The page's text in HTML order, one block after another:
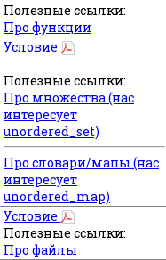
Полезные ссылки:
Про функции
Условие
Полезные ссылки:
Про множества (нас
интересует
unordered_set)
Про словари/мапы (нас
интересует
unordered_map)
Условие
Полезные ссылки:
Про файлы